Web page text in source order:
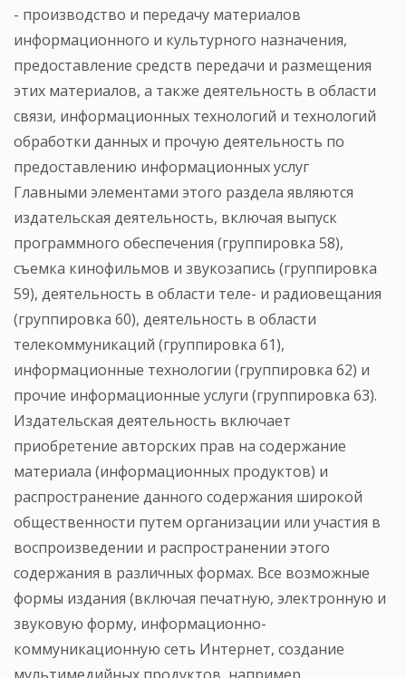
- производство и передачу материалов
информационного и культурного назначения,
предоставление средств передачи и размещения
этих материалов, а также деятельность в области
связи, информационных технологий и технологий
обработки данных и прочую деятельность по
предоставлению информационных услуг
Главными элементами этого раздела являются
издательская деятельность, включая выпуск
программного обеспечения (группировка 58),
съемка кинофильмов и звукозапись (группировка
59), деятельность в области теле- и радиовещания
(группировка 60), деятельность в области
телекоммуникаций (группировка 61),
информационные технологии (группировка 62) и
прочие информационные услуги (группировка 63).
Издательская деятельность включает
приобретение авторских прав на содержание
материала (информационных продуктов) и
распространение данного содержания широкой
общественности путем организации или участия в
воспроизведении и распространении этого
содержания в различных формах. Все возможные
формы издания (включая печатную, электронную и
звуковую форму, информационно-
коммуникационную сеть Интернет, создание